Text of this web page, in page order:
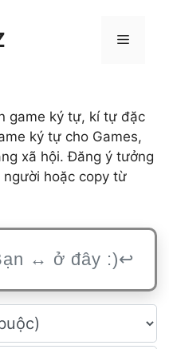
Menu
game ký tự, kí tự đặc
ký tự cho Games,
xã hội. Đăng ý tưởng
hoặc copy từ